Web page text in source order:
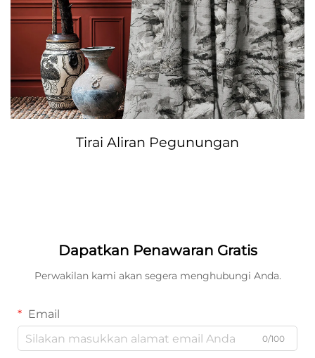
Tirai Aliran Pegunungan
Dapatkan Penawaran Gratis
Perwakilan kami akan segera menghubungi Anda.
Email
0/100